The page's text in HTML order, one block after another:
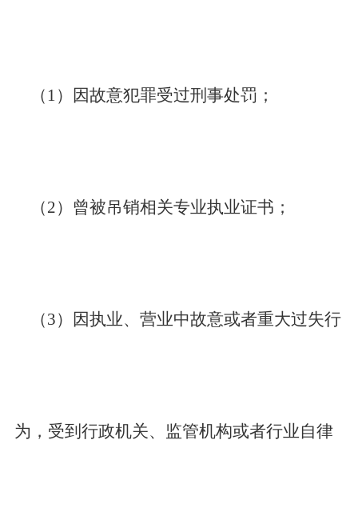
（1）因故意犯罪受过刑事处罚；
（2）曾被吊销相关专业执业证书；
（3）因执业、营业中故意或者重大过失行
为，受到行政机关、监管机构或者行业自律